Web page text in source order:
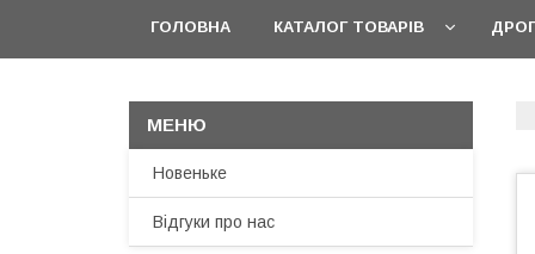
ГОЛОВНА КАТАЛОГ ТОВАРІВ
Новеньке
Відгуки про нас